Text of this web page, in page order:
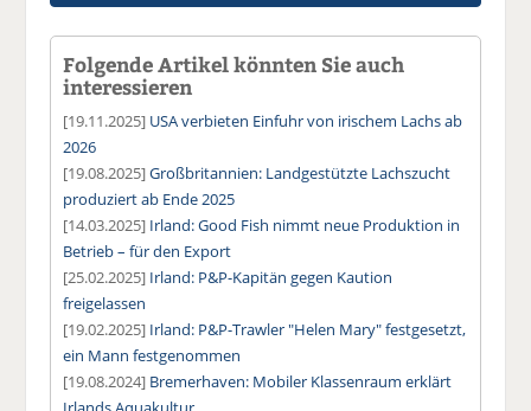
Folgende Artikel könnten Sie auch
interessieren
[19.11.2025] USA verbieten Einfuhr von irischem Lachs ab
2026
[19.08.2025]Großbritannien: Landgestützte Lachszucht
produziert ab Ende 2025
[14.03.2025] Irland: Good Fish nimmt neue Produktion in
Betrieb – für den Export
[25.02.2025] Irland: P&P-Kapitän gegen Kaution
freigelassen
[19.02.2025] Irland: P&P-Trawler "Helen Mary" festgesetzt,
ein Mann festgenommen
[19.08.2024] Bremerhaven: Mobiler Klassenraum erklärt